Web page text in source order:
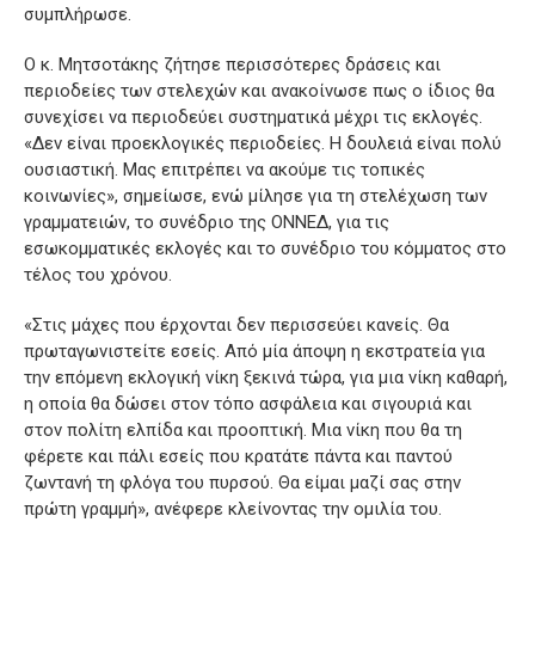
συμπλήρωσε.
Ο κ. Μητσοτάκης ζήτησε περισσότερες δράσεις και
περιοδείες των στελεχών και ανακοίνωσε πως ο ίδιος θα
συνεχίσει να περιοδεύει συστηματικά μέχρι τις εκλογές.
«Δεν είναι προεκλογικές περιοδείες. Η δουλειά είναι πολύ
ουσιαστική. Μας επιτρέπει να ακούμε τις τοπικές
κοινωνίες», σημείωσε, ενώ μίλησε για τη στελέχωση των
γραμματειών, το συνέδριο της ΟΝΝΕΔ, για τις
εσωκομματικές εκλογές και το συνέδριο του κόμματος στο
τέλος του χρόνου.
«Στις μάχες που έρχονται δεν περισσεύει κανείς. Θα
πρωταγωνιστείτε εσείς. Από μία άποψη η εκστρατεία για
την επόμενη εκλογική νίκη ξεκινά τώρα, για μια νίκη καθαρή,
η οποία θα δώσει στον τόπο ασφάλεια και σιγουριά και
στον πολίτη ελπίδα και προοπτική. Μια νίκη που θα τη
φέρετε και πάλι εσείς που κρατάτε πάντα και παντού
ζωντανή τη φλόγα του πυρσού. Θα είμαι μαζί σας στην
πρώτη γραμμή», ανέφερε κλείνοντας την ομιλία του.